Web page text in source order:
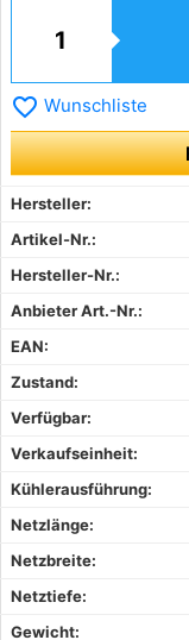
favorite_border Wunschliste
Hersteller:
Artikel-Nr.:
Hersteller-Nr.:
Anbieter Art.-Nr.:
EAN:
Zustand:
Verfügbar:
Verkaufseinheit:
Kühlerausführung:
Netzlänge:
Netzbreite:
Netztiefe:
Gewicht: